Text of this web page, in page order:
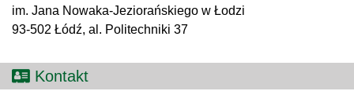
im. Jana Nowaka-Jeziorańskiego w Łodzi
93-502 Łódź, al. Politechniki 37
Kontakt